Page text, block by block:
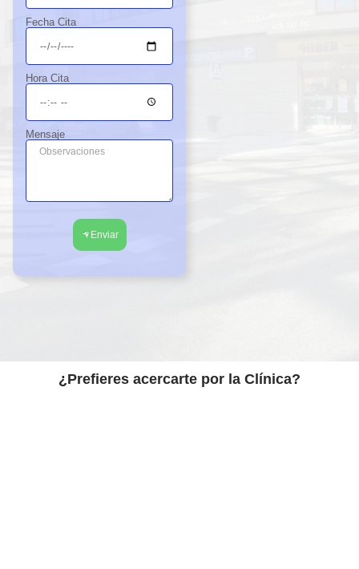
Fecha Cita
Hora Cita
Mensaje
Enviar
¿Prefieres acercarte por la Clínica?